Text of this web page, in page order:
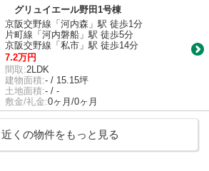
グリュイエール野田1号棟
京阪交野線「河内森」駅 徒歩1分
片町線「河内磐船」駅 徒歩5分
京阪交野線「私市」駅 徒歩14分
7.2万円
間取:2LDK
建物面積:- / 15.15坪
土地面積:- / -
敷金/礼金:0ヶ月/0ヶ月
近くの物件をもっと見る